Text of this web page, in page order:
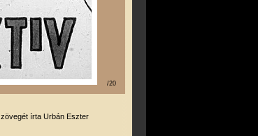
/20
írta Urbán Eszter